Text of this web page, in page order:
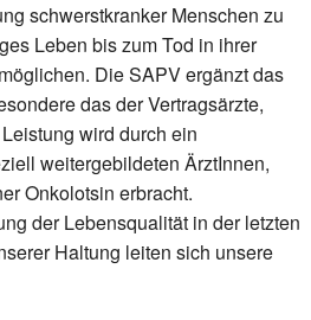
schwerstkranker Menschen zu
Leben bis zum Tod in ihrer
Die SAPV ergänzt das
das der Vertragsärzte,
wird durch ein
weitergebildeten ÄrztInnen,
Onkolotsin erbracht.
der Lebensqualität in der letzten
Haltung leiten sich unsere